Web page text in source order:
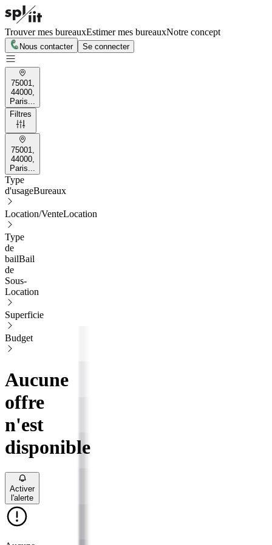
Trouver mes bureauxEstimer mes bureauxNotre concept
Nous contacter Se connecter
75001,
44000,
Paris...
Filtres
75001,
44000,
Paris...
Type
d'usageBureaux
Location/VenteLocation
Type
de
bailBail
de
Sous-
Location
Superficie
Budget
Aucune
offre
n'est
disponible
Activer
l'alerte